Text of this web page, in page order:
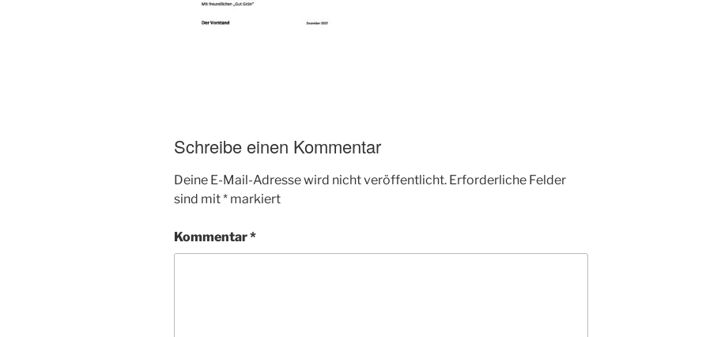
Schreibe einen Kommentar
Deine E-Mail-Adresse wird nicht veröffentlicht. Erforderliche Felder
sind mit* markiert
Kommentar*